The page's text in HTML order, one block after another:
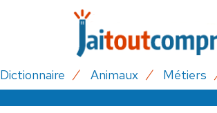
Dictionnaire Animaux Métiers